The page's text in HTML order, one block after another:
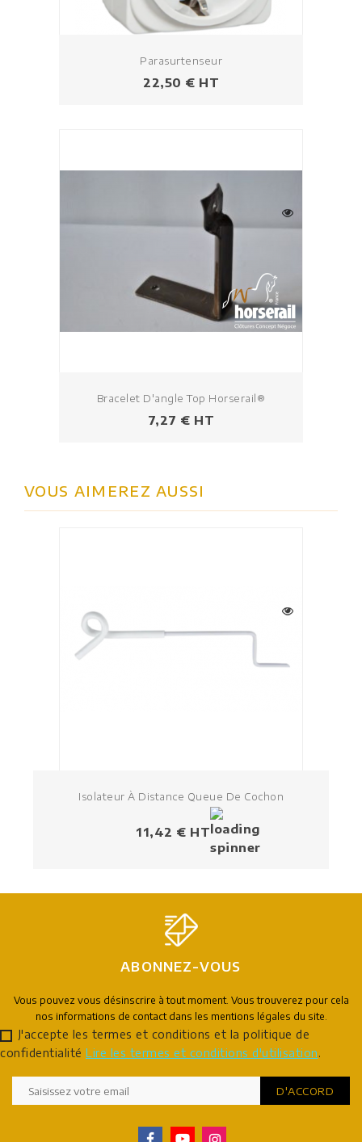
Parasurtenseur
Prix
22,50 € HT
Bracelet D'angle Top Horserail®
Prix
7,27 € HT
VOUS AIMEREZ AUSSI
Isolateur À Distance Queue De Cochon
11,42 € HT
ABONNEZ-VOUS
Vous pouvez vous désinscrire à tout moment. Vous trouverez pour cela
nos informations de contact dans les mentions légales du site.
J'accepte les termes et conditions et la politique de
confidentialité Lire les termes et conditions d'utilisation.